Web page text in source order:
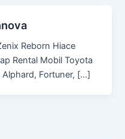
Reborn Hiace
Rental Mobil Toyota
Alphard, Fortuner, […]